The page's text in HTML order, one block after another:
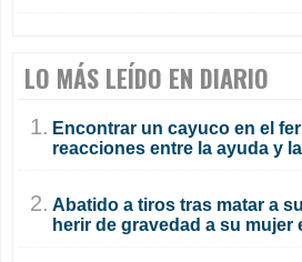
LO MÁS LEÍDO EN DIARIO
1. Encontrar un cayuco en el
reacciones entre la ayuda y
2. Abatido a tiros tras matar a
herir de gravedad a su mujer